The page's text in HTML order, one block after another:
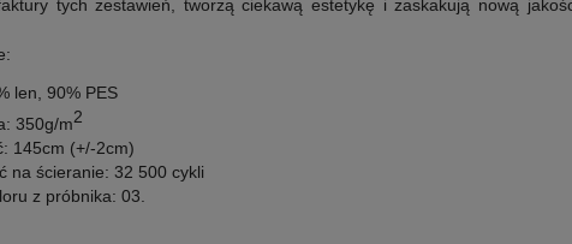
tych zestawień, tworzą ciekawą estetykę i zaskakują nową
len, 90% PES
350g/m2
145cm (+/-2cm)
na ścieranie: 32 500 cykli
z próbnika: 03